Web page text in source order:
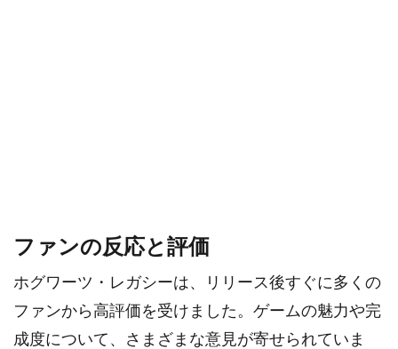
ファンの反応と評価
ホグワーツ・レガシーは、リリース後すぐに多くの
ファンから高評価を受けました。ゲームの魅力や完
成度について、さまざまな意見が寄せられていま